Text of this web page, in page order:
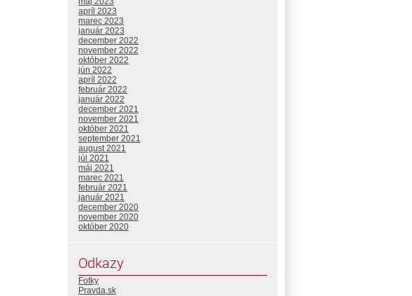
apríl 2023
marec 2023
január 2023
december 2022
november 2022
október 2022
jún 2022
apríl 2022
február 2022
január 2022
december 2021
november 2021
október 2021
september 2021
august 2021
júl 2021
máj 2021
marec 2021
február 2021
január 2021
december 2020
november 2020
október 2020
Odkazy
Fotky
Pravda.sk